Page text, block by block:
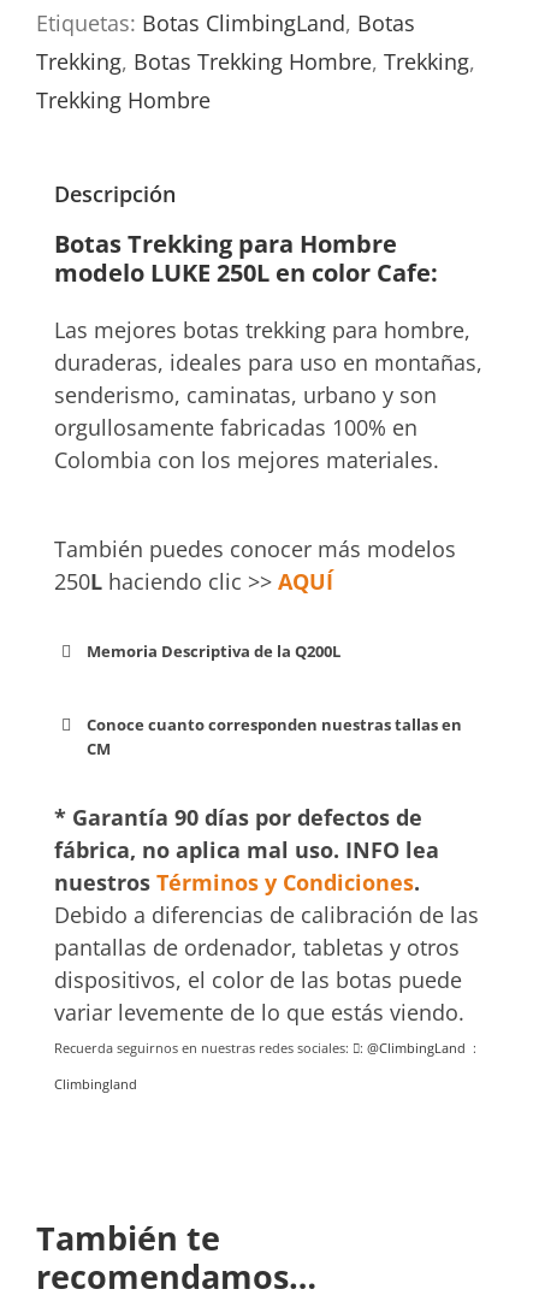
Etiquetas: Botas ClimbingLand, Botas
Trekking, Botas Trekking Hombre, Trekking,
Trekking Hombre
Descripción
Botas Trekking para Hombre
modelo LUKE 250L en color Cafe:
Las mejores botas trekking para hombre,
duraderas, ideales para uso en montañas,
senderismo, caminatas, urbano y son
orgullosamente fabricadas 100% en
Colombia con los mejores materiales.
También puedes conocer más modelos
250L haciendo clic >> AQUÍ
Memoria Descriptiva de la Q200L
Conoce cuanto corresponden nuestras tallas en
CM
* Garantía 90 días por defectos de
fábrica, no aplica mal uso. INFO lea
nuestros Términos y Condiciones.
Debido a diferencias de calibración de las
pantallas de ordenador, tabletas y otros
dispositivos, el color de las botas puede
variar levemente de lo que estás viendo.
Recuerda seguirnos en nuestras redes sociales: : @ClimbingLand :
Climbingland
También te
recomendamos…